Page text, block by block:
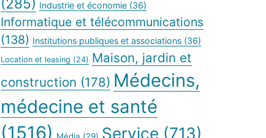
(285) Industrie et économie (36)
Informatique et télécommunications
(138) Institutions publiques et associations (36)
Location et leasing (24) Maison, jardin et
construction (178) Médecins,
médecine et santé
(1516)
Service (713)